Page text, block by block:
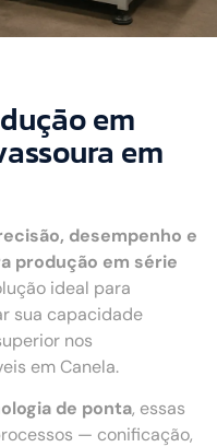
em
em
desempenho e
produção em série
ideal para
sua capacidade
nos
em Canela.
de ponta, essas
— conificação,